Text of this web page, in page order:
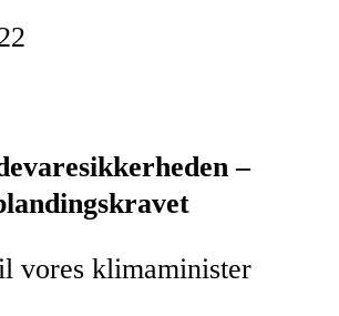
–
vores klimaminister